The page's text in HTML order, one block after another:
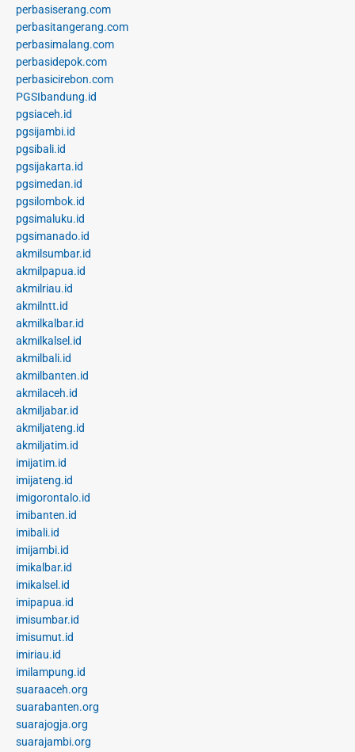
perbasiserang.com
perbasitangerang.com
perbasimalang.com
perbasidepok.com
perbasicirebon.com
PGSIbandung.id
pgsiaceh.id
pgsijambi.id
pgsibali.id
pgsijakarta.id
pgsimedan.id
pgsilombok.id
pgsimaluku.id
pgsimanado.id
akmilsumbar.id
akmilpapua.id
akmilriau.id
akmilntt.id
akmilkalbar.id
akmilkalsel.id
akmilbali.id
akmilbanten.id
akmilaceh.id
akmiljabar.id
akmiljateng.id
akmiljatim.id
imijatim.id
imijateng.id
imigorontalo.id
imibanten.id
imibali.id
imijambi.id
imikalbar.id
imikalsel.id
imipapua.id
imisumbar.id
imisumut.id
imiriau.id
imilampung.id
suaraaceh.org
suarabanten.org
suarajogja.org
suarajambi.org